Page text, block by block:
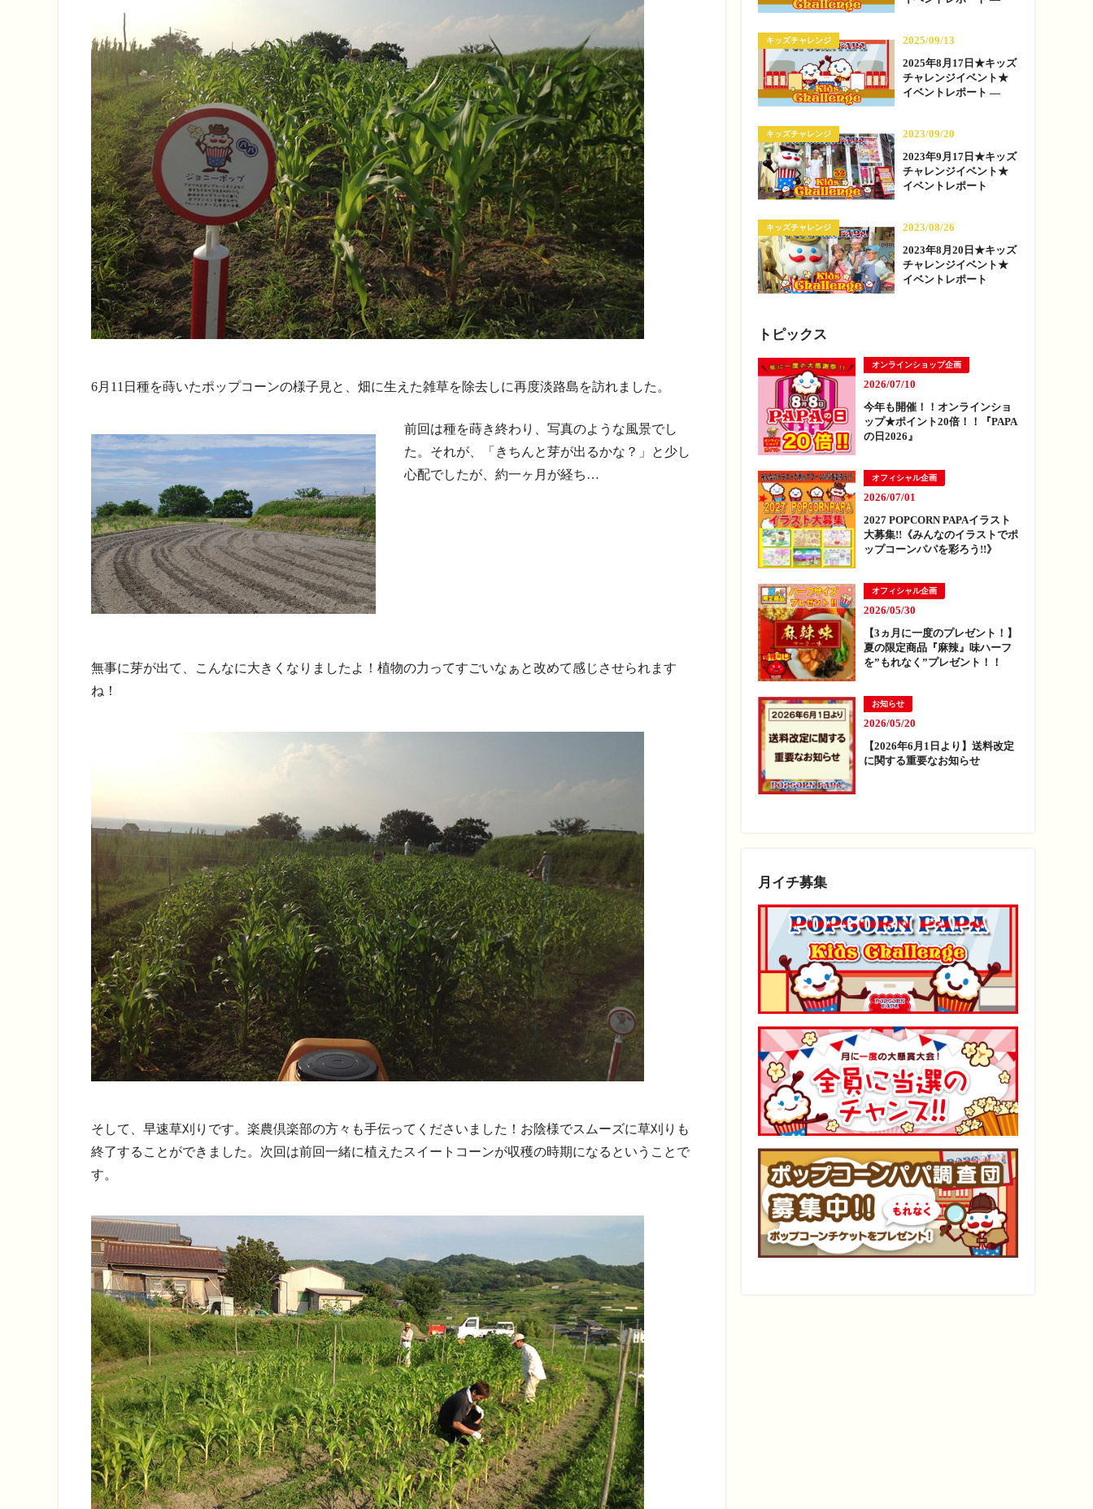
6月11日種を蒔いたポップコーンの様子見と、畑に生えた雑草を除去しに再度淡路島を訪れました。
前回は種を蒔き終わり、写真のような風景でし
た。それが、「きちんと芽が出るかな？」と少し
心配でしたが、約一ヶ月が経ち…
無事に芽が出て、こんなに大きくなりましたよ！植物の力ってすごいなぁと改めて感じさせられます
ね！
そして、早速草刈りです。楽農倶楽部の方々も手伝ってくださいました！お陰様でスムーズに草刈りも
終了することができました。次回は前回一緒に植えたスイートコーンが収穫の時期になるということで
す。
キッズチャレンジ
2025/09/13
2025年8月17日★キッズ
チャレンジイベント★
イベントレポート —
キッズチャレンジ
2023/09/20
2023年9月17日★キッズ
チャレンジイベント★
イベントレポート
キッズチャレンジ
2023/08/26
2023年8月20日★キッズ
チャレンジイベント★
イベントレポート
トピックス
オンラインショップ企画
2026/07/10
今年も開催！！オンラインショ
ップ★ポイント20倍！！『PAPA
の日2026』
オフィシャル企画
2026/07/01
2027 POPCORN PAPAイラスト
大募集!!《みんなのイラストでポ
ップコーンパパを彩ろう!!》
オフィシャル企画
2026/05/30
【3ヵ月に一度のプレゼント！】
夏の限定商品『麻辣』味ハーフ
を”もれなく”プレゼント！！
お知らせ
2026/05/20
【2026年6月1日より】送料改定
に関する重要なお知らせ
月イチ募集